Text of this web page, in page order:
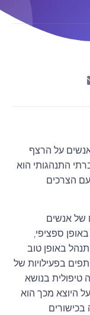
על הרצף
התנהגותי הוא
הצרכים
של אנשים
ספציפי,
באופן טוב
בפעילויות של
טיפולית בנושא
היוצא מכך הוא